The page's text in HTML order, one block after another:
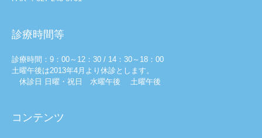
診療時間等
診療時間：9：00～12：30 / 14：30～18：00
土曜午後は2013年4月より休診とします。
休診日 日曜・祝日 水曜午後 土曜午後
コンテンツ